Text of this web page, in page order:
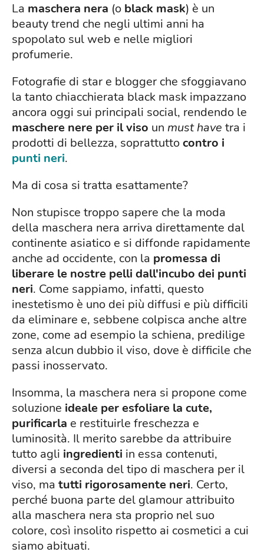
La maschera nera (o black mask) è un
beauty trend che negli ultimi anni ha
spopolato sul web e nelle migliori
profumerie.
Fotografie di star e blogger che sfoggiavano
la tanto chiacchierata black mask impazzano
ancora oggi sui principali social, rendendo le
maschere nere per il viso un must have tra i
prodotti di bellezza, soprattuttocontro i
punti neri.
Ma di cosa si tratta esattamente?
Non stupisce troppo sapere che la moda
della maschera nera arriva direttamente dal
continente asiatico e si diffonde rapidamente
anche ad occidente, con la promessa di
liberare le nostre pelli dall'incubo dei punti
neri. Come sappiamo, infatti, questo
inestetismo è uno dei più diffusi e più difficili
da eliminare e, sebbene colpisca anche altre
zone, come ad esempio la schiena, predilige
senza alcun dubbio il viso, dove è difficile che
passi inosservato.
Insomma, la maschera nera si propone come
soluzione ideale per esfoliare la cute,
purificarla e restituirle freschezza e
luminosità. Il merito sarebbe da attribuire
tutto agli ingredienti in essa contenuti,
diversi a seconda del tipo di maschera per il
viso, ma tutti rigorosamente neri. Certo,
perché buona parte del glamour attribuito
alla maschera nera sta proprio nel suo
colore, così insolito rispetto ai cosmetici a cui
siamo abituati.